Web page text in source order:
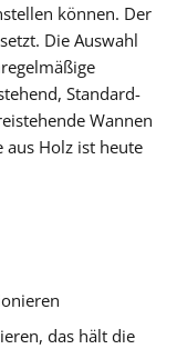
können. Der
Die Auswahl
Standard-
Wannen
aus Holz ist heute
das hält die